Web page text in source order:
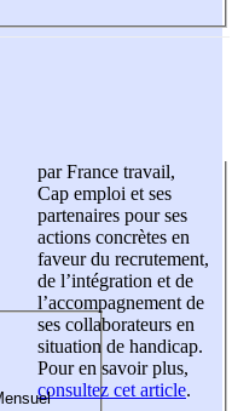
par France travail,
Cap emploi et ses
partenaires pour ses
actions concrètes en
faveur du recrutement,
de l’intégration et de
l’accompagnement de
ses collaborateurs en
situation de handicap.
Pour en savoir plus,
consultez cet article.